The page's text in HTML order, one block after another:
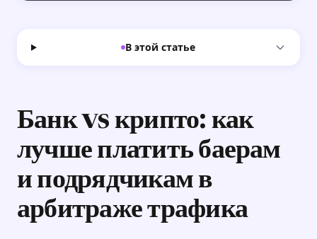
В этой статье
Банк vs крипто: как
лучше платить баерам
и подрядчикам в
арбитраже трафика